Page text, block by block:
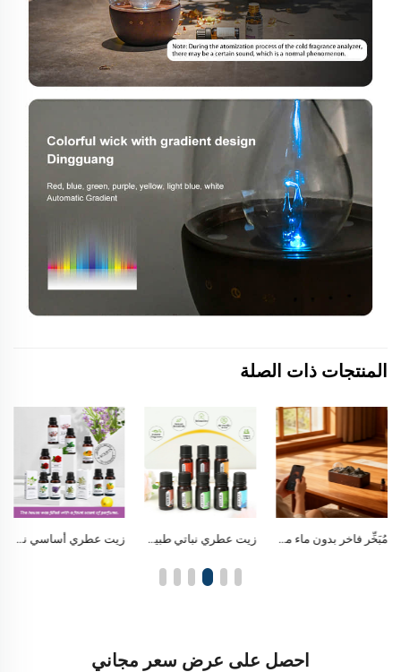
المنتجات ذات الصلة
مُبَخِّر فاخر بدون ماء من الخشب الصلب والزجاج، مزود بتقنية البلوتوث لتشغيل الموسيقى زيت عطري نباتي طبيعي | عطر نقي مستخلص من النباتات لتنقية المساحات وتهدئة العقل زيت عطري أساسي نباتي طبيعي سعة ٣٠ مل، للاستخدام في المبخرات والسيارات
احصل على عرض سعر مجاني